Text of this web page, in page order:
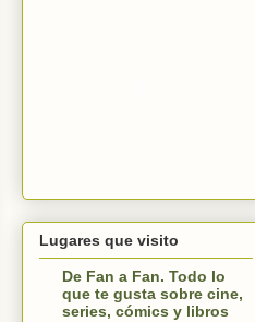
Lugares que visito
De Fan a Fan. Todo lo
que te gusta sobre cine,
series, cómics y libros